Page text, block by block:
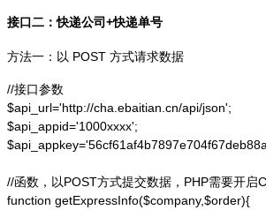
接口二：快递公司+快递单号
方法一：以 POST 方式请求数据
//接口参数
$api_url='http://cha.ebaitian.cn/api/json';
$api_appid='1000xxxx';
//函数，以POST方式提交数据，PHP需要开启
function getExpressInfo($company,$order){